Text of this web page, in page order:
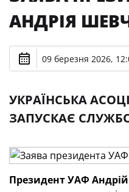
АНДРІЯ
09 березня 2026,
УКРАЇНСЬКА
ЗАПУСКАЄ
Президент УАФ